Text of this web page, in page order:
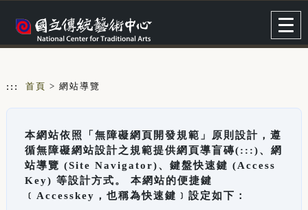
::: 首頁 > 網站導覽
本網站依照「無障礙網頁開發規範」原則設計，遵
循無障礙網站設計之規範提供網頁導盲磚(:::)、網
站導覽 (Site Navigator)、鍵盤快速鍵 (Access
Key) 等設計方式。 本網站的便捷鍵
﹝Accesskey，也稱為快速鍵﹞設定如下：